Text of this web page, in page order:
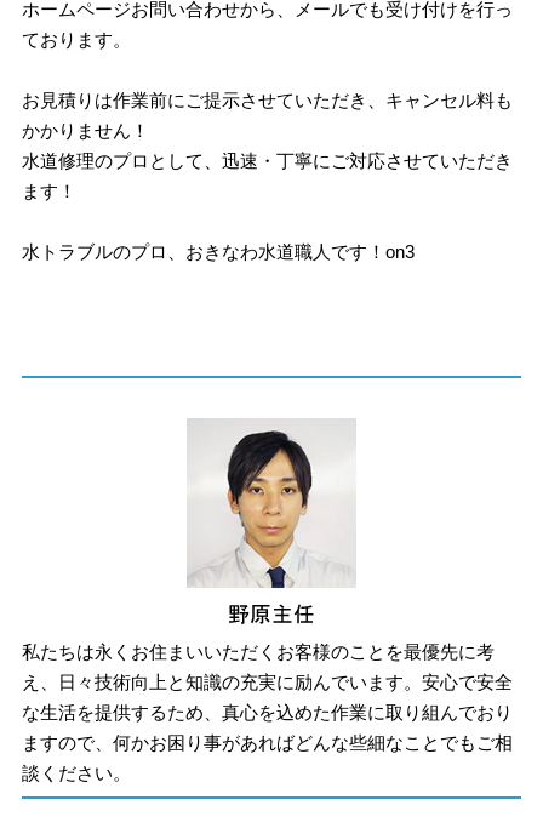
ホームページお問い合わせから、メールでも受け付けを行っ
ております。
お見積りは作業前にご提示させていただき、キャンセル料も
かかりません！
水道修理のプロとして、迅速・丁寧にご対応させていただき
ます！
水トラブルのプロ、おきなわ水道職人です！on3
私たちは永くお住まいいただくお客様のことを最優先に考
え、日々技術向上と知識の充実に励んでいます。安心で安全
な生活を提供するため、真心を込めた作業に取り組んでおり
ますので、何かお困り事があればどんな些細なことでもご相
談ください。